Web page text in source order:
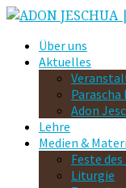
Über uns
Aktuelles
Parascha
Adon
Lehre
Medien &
Feste des
Liturgie